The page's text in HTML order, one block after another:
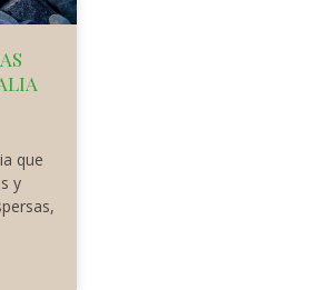
que
y